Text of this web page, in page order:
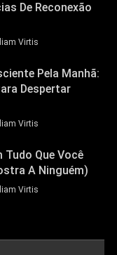
De Reconexão
Virtis
Pela Manhã:
Despertar
Virtis
Tudo Que Você
A Ninguém)
Virtis